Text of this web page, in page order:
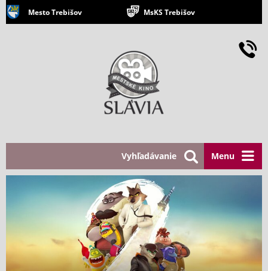
Mesto Trebišov MsKS Trebišov
Menu
Vyhľadávanie